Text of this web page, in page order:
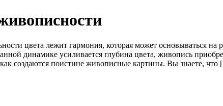
цвета лежит гармония, которая может основываться
динамике усиливается глубина цвета, живопись
создаются поистине живописные картины. Вы знаете,